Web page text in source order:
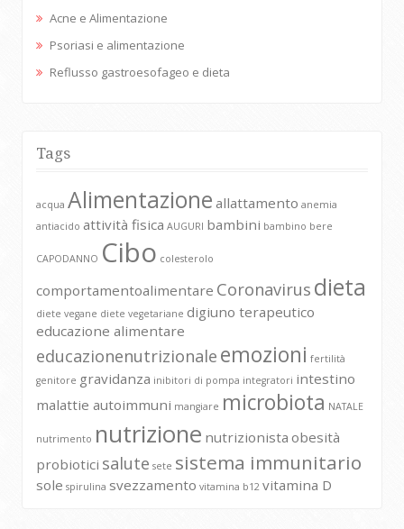
Acne e Alimentazione
Psoriasi e alimentazione
Reflusso gastroesofageo e dieta
Tags
acqua Alimentazione allattamento anemia
antiacido attività fisica AUGURI bambini bambino bere
CAPODANNO Cibo colesterolo
comportamentoalimentare Coronavirus dieta
diete vegane diete vegetariane digiuno terapeutico
educazione alimentare
educazionenutrizionale emozioni fertilità
genitore gravidanza inibitori di pompa integratori intestino
malattie autoimmuni mangiare microbiota NATALE
nutrimento nutrizione nutrizionista obesità
probiotici salute sete sistema immunitario
sole spirulina svezzamento vitamina b12 vitamina D